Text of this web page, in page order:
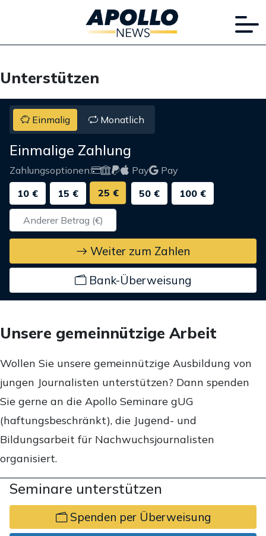
Unterstützen
Einmalig Monatlich
Einmalige Zahlung
Zahlungsoptionen: Pay
Pay
10 €
15 € 25 € 50 € 100 €
Weiter zum Zahlen
Bank-Überweisung
Unsere gemeinnützige Arbeit
Wollen Sie unsere gemeinnützige Ausbildung von
jungen Journalisten unterstützen? Dann spenden
Sie gerne an die Apollo Seminare gUG
(haftungsbeschränkt), die Jugend- und
Bildungsarbeit für Nachwuchsjournalisten
organisiert.
Seminare unterstützen
Spenden per Überweisung